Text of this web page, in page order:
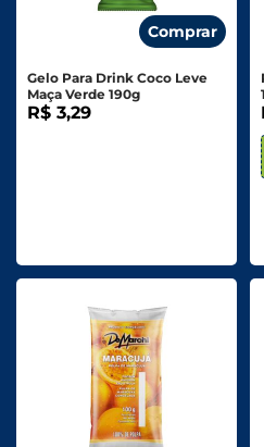
Comprar
Gelo Para Drink Coco Leve
Maça Verde 190g
R$ 3,29